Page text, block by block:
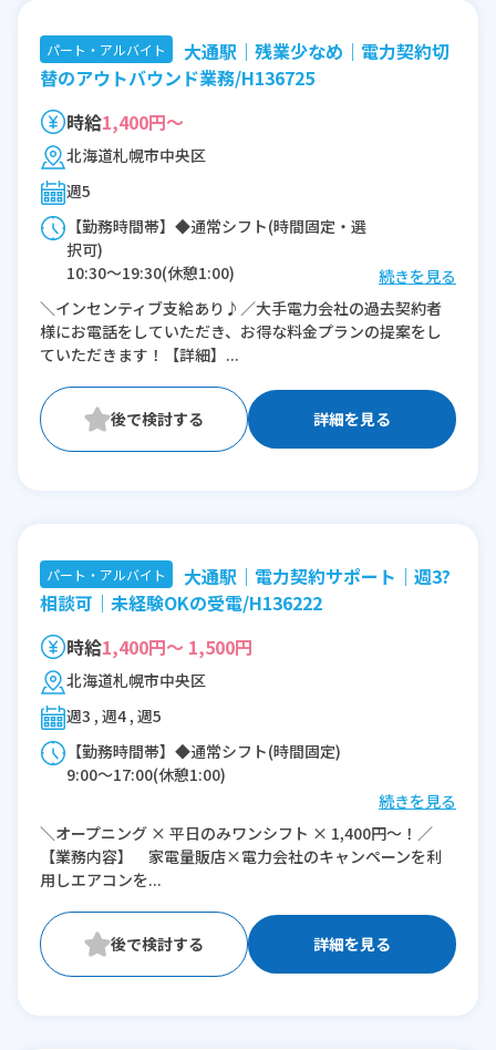
パート・アルバイト
大通駅｜残業少なめ｜電力契約切
替のアウトバウンド業務/H136725
時給1,400円～
北海道札幌市中央区
週5
【勤務時間帯】◆通常シフト(時間固定・選
択可)
10:30〜19:30(休憩1:00)
11:30〜19:30(休憩1:00)
※残業：0〜1時間程度/月
続きを見る
＼インセンティブ支給あり♪／大手電力会社の過去契約者
様にお電話をしていただき、お得な料金プランの提案をし
ていただきます！【詳細】...
詳細を見る
パート・アルバイト
大通駅｜電力契約サポート｜週3?
相談可｜未経験OKの受電/H136222
時給1,400円～ 1,500円
北海道札幌市中央区
週3 , 週4 , 週5
【勤務時間帯】◆通常シフト(時間固定)
9:00〜17:00(休憩1:00)
※時短：時短勤務相談ください！（10:00～
17:00等）
続きを見る
＼オープニング × 平日のみワンシフト × 1,400円～！／
【業務内容】 家電量販店×電力会社のキャンペーンを利
用しエアコンを...
詳細を見る